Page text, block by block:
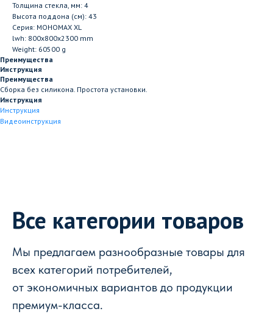
Толщина стекла, мм: 4
Высота поддона (см): 43
Серия: МОНОМАХ XL
lwh: 800x800x2300 mm
Weight: 60500 g
Преимущества
Инструкция
Преимущества
Сборка без силикона. Простота установки.
Инструкция
Инструкция
Видеоинструкция
Все категории товаров
Мы предлагаем разнообразные товары для
всех категорий потребителей,
от экономичных вариантов до продукции
премиум-класса.